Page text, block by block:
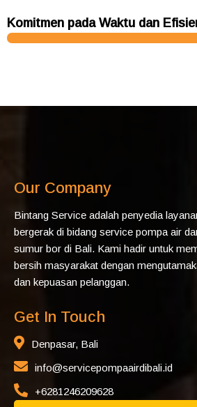
Komitmen pada Waktu dan
Our Company
Bintang Service adalah penyedia
bergerak di bidang service pompa air
sumur bor di Bali. Kami hadir untuk
bersih masyarakat dengan
dan kepuasan pelanggan.
Get In Touch
Denpasar, Bali
info@servicepompaairdibali.id
+6281246209628